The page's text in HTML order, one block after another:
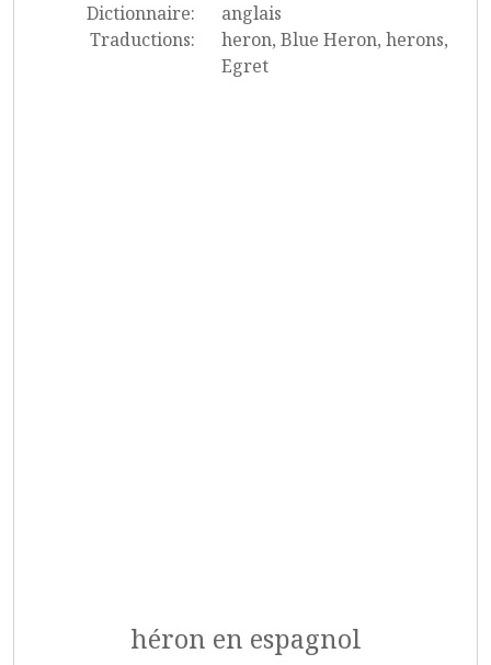
Dictionnaire:
anglais
Traductions:
heron, Blue Heron, herons,
Egret
héron en espagnol